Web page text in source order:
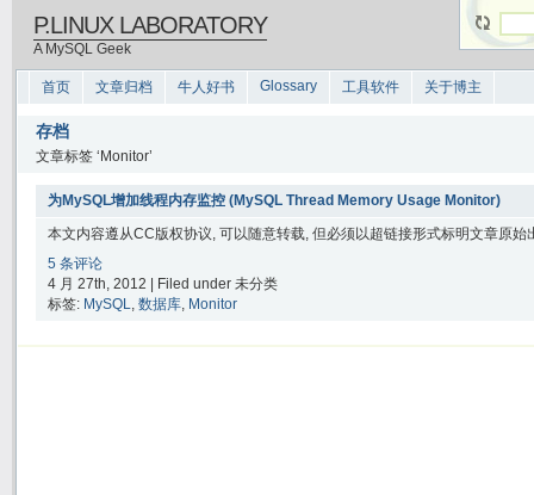
P.LINUX LABORATORY
A MySQL Geek
首页 文章归档 牛人好书 Glossary 工具软件 关于博主
存档
文章标签 ‘Monitor’
为MySQL增加线程内存监控 (MySQL Thread Memory Usage Monitor)
本文内容遵从CC版权协议, 可以随意转载, 但必须以超链接形式标明文章原
5 条评论
4 月 27th, 2012 | Filed under 未分类
标签: MySQL, 数据库, Monitor